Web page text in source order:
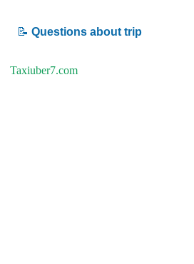
📝 Questions about trip
Taxiuber7.com